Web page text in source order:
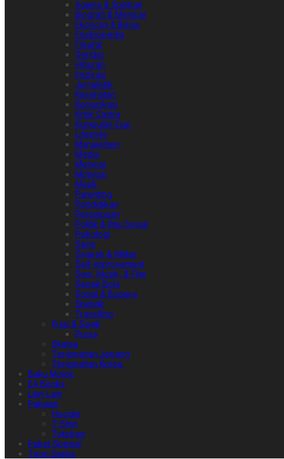
Agama & Spiritual
Biografi & Memoar
Ekonomi & Bisnis
Ensiklopedia
Filsafat
Gender
Hiburan
Inspirasi
Jurnalistik
Kesehatan
Komunikasi
Kritik Sastra
Kumpulan Esai
Lifestyle
Manajemen
Media
Memoar
Motivasi
Musik
Parenting
Pendidikan
Perempuan
Politik & Ilmu Sosial
Psikologi
Sains
Sejarah & Militer
Self-improvement
Seni, Musik, & Film
Sepak Bola
Sosial & Budaya
Statistik
Travelling
Puisi & Sajak
Prosa
Sketsa
Terjemahan Jepang
Terjemahan Korea
Buku Mojok
EA Books
Lain-Lain
Pakaian
Hoodie
T-Shirt
Totebag
Paket Spesial
Teori Sastra